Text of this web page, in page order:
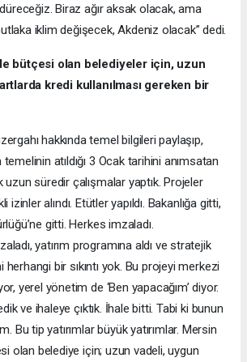
Biraz ağır aksak olacak, ama
iklim değişecek, Akdeniz olacak” dedi.
bütçesi olan belediyeler için, uzun
kredi kullanılması gereken bir
hakkında temel bilgileri paylaşıp,
atıldığı 3 Ocak tarihini anımsatan
uzun süredir çalışmalar yaptık. Projeler
izinler alındı. Etütler yapıldı. Bakanlığa gitti,
gitti. Herkes imzaladı.
yatırım programına aldı ve stratejik
bir sıkıntı yok. Bu projeyi merkezi
yerel yönetim de ‘Ben yapacağım’ diyor.
ve ihaleye çıktık. İhale bitti. Tabi ki bunun
Bu tip yatırımlar büyük yatırımlar. Mersin
olan belediye için; uzun vadeli, uygun